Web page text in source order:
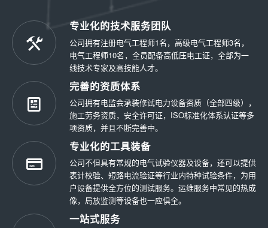
专业化的技术服务团队
公司拥有注册电气工程师1名，高级电气工程师3名，
电气工程师10名，全员配备高低压电工证，全部为一
线技术专家及高技能人才。
完善的资质体系
公司拥有电监会承装修试电力设备资质（全部四级），
施工劳务资质，安全许可证，ISO标准化体系认证等多
项资质，并且不断完善中。
专业化的工具装备
公司不但具有常规的电气试验仪器及设备，还可以提供
表计校验、短路电流验证等行业内特种试验条件，为用
户设备提供全方位的测试服务。运维服务中常见的热成
像，局放监测等设备也一应俱全。
一站式服务